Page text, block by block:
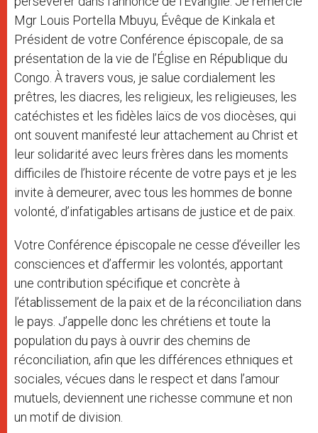
Mgr Louis Portella Mbuyu, Évêque de Kinkala et
Président de votre Conférence épiscopale, de sa
présentation de la vie de l’Église en République du
Congo. À travers vous, je salue cordialement les
prêtres, les diacres, les religieux, les religieuses, les
catéchistes et les fidèles laïcs de vos diocèses, qui
ont souvent manifesté leur attachement au Christ et
leur solidarité avec leurs frères dans les moments
difficiles de l’histoire récente de votre pays et je les
invite à demeurer, avec tous les hommes de bonne
volonté, d’infatigables artisans de justice et de paix.
Votre Conférence épiscopale ne cesse d’éveiller les
consciences et d’affermir les volontés, apportant
une contribution spécifique et concrète à
l’établissement de la paix et de la réconciliation dans
le pays. J’appelle donc les chrétiens et toute la
population du pays à ouvrir des chemins de
réconciliation, afin que les différences ethniques et
sociales, vécues dans le respect et dans l’amour
mutuels, deviennent une richesse commune et non
un motif de division.